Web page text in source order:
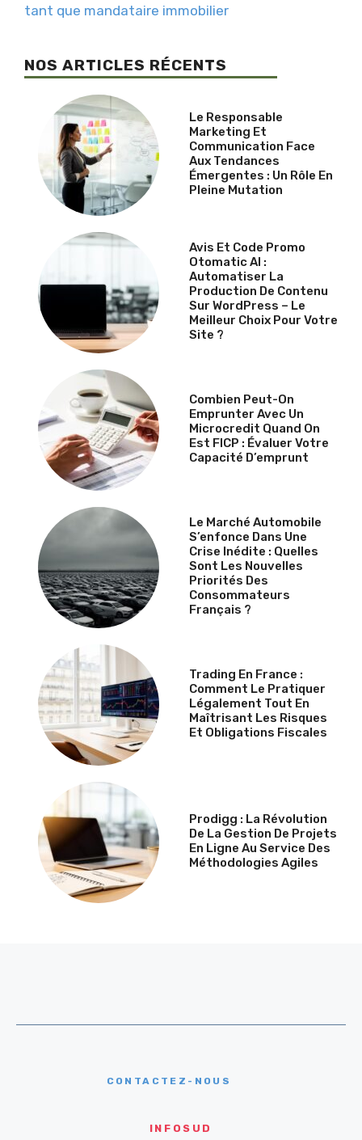
tant que mandataire immobilier
NOS ARTICLES RÉCENTS
Le Responsable
Marketing Et
Communication Face
Aux Tendances
Émergentes : Un Rôle En
Pleine Mutation
Avis Et Code Promo
Otomatic AI :
Automatiser La
Production De Contenu
Sur WordPress – Le
Meilleur Choix Pour Votre
Site ?
Combien Peut-On
Emprunter Avec Un
Microcredit Quand On
Est FICP : Évaluer Votre
Capacité D’emprunt
Le Marché Automobile
S’enfonce Dans Une
Crise Inédite : Quelles
Sont Les Nouvelles
Priorités Des
Consommateurs
Français ?
Trading En France :
Comment Le Pratiquer
Légalement Tout En
Maîtrisant Les Risques
Et Obligations Fiscales
Prodigg : La Révolution
De La Gestion De Projets
En Ligne Au Service Des
Méthodologies Agiles
CONTACTEZ-NOUS
INFOSUD